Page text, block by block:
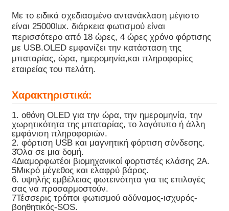
Σχετικά με εμάς
Γύρος εργοστασίων
Ποιοτικός έλεγχος
Ζητήστε ένα απόσπασμα
Φώτα ορυχείων LED
Ασύρματο φωτιστικό καπάκι εξόρυξης
Με το ειδικά σχεδιασμένο αντανάκλαση μέγιστο
είναι 25000lux. διάρκεια φωτισμού είναι
περισσότερο από 18 ώρες, 4 ώρες χρόνο φόρτισης
με USB.OLED εμφανίζει την κατάσταση της
μπαταρίας, ώρα, ημερομηνία,και πληροφορίες
εταιρείας του πελάτη.
Χαρακτηριστικά:
1. οθόνη OLED για την ώρα, την ημερομηνία, την
χωρητικότητα της μπαταρίας, το λογότυπο ή άλλη
εμφάνιση πληροφοριών.
2. φόρτιση USB και μαγνητική φόρτιση σύνδεσης.
3Όλα σε μια δομή.
4Διαμορφωτέοι βιομηχανικοί φορτιστές κλάσης 2Α.
5Μικρό μέγεθος και ελαφρύ βάρος.
6. υψηλής εμβέλειας φωτεινότητα για τις επιλογές
σας να προσαρμοστούν.
7Τέσσερις τρόποι φωτισμού αδύναμος-ισχυρός-
βοηθητικός-SOS.